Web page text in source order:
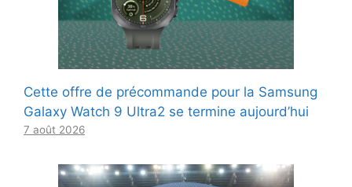
Cette offre de précommande pour la Samsung
Galaxy Watch 9 Ultra2 se termine aujourd’hui
7 août 2026